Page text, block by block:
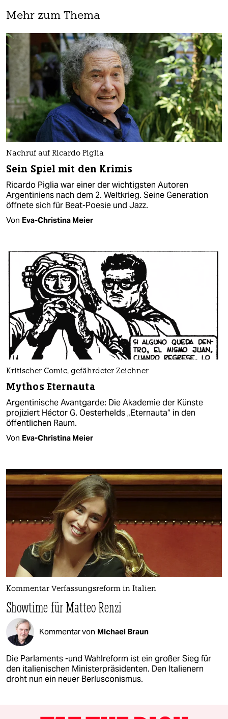
Mehr zum Thema
Nachruf auf Ricardo Piglia
Sein Spiel mit den Krimis
Ricardo Piglia war einer der wichtigsten Autoren
Argentiniens nach dem 2. Weltkrieg. Seine Generation
öffnete sich für Beat-Poesie und Jazz.
Von Eva-Christina Meier
Kritischer Comic, gefährdeter Zeichner
Mythos Eternauta
Argentinische Avantgarde: Die Akademie der Künste
projiziert Héctor G. Oesterhelds „Eternauta“ in den
öffentlichen Raum.
Von Eva-Christina Meier
Kommentar Verfassungsreform in Italien
Showtime für Matteo Renzi
Kommentar von Michael Braun
Die Parlaments -und Wahlreform ist ein großer Sieg für
den italienischen Ministerpräsidenten. Den Italienern
droht nun ein neuer Berlusconismus.